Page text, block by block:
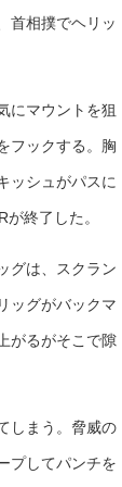
首相撲でヘリッ
にマウントを狙
フックする。胸
ッシュがパスに
終了した。
グは、スクラン
ッグがバックマ
がるがそこで隙
しまう。脅威の
プしてパンチを